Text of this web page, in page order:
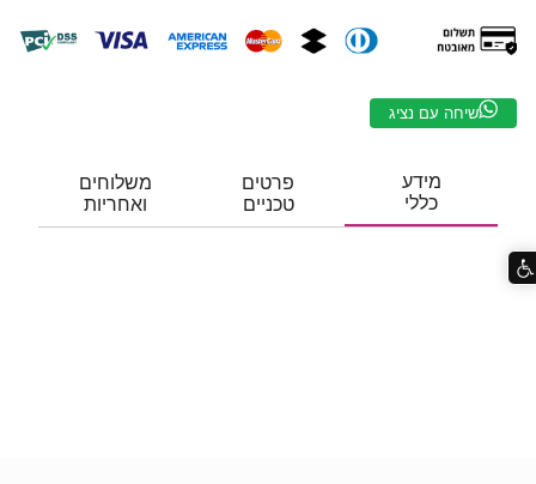
שיחה עם נציג
מידע
כללי
פרטים
טכניים
משלוחים
ואחריות